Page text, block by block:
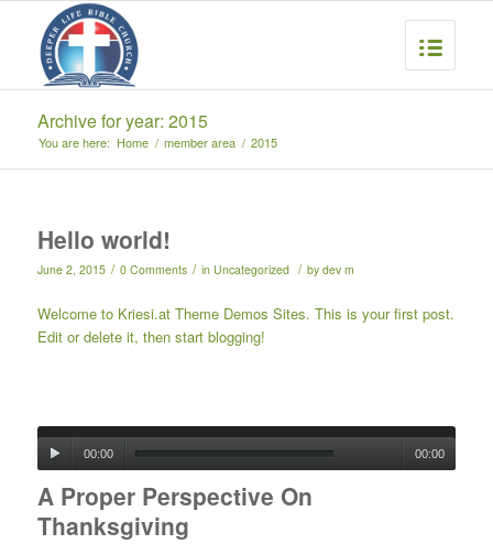
Archive for year: 2015
You are here: Home / member area / 2015
Hello world!
June 2, 2015 / 0 Comments / in Uncategorized / by dev m
Welcome to Kriesi.at Theme Demos Sites. This is your first post.
Edit or delete it, then start blogging!
00:00 00:00
A Proper Perspective On
Thanksgiving